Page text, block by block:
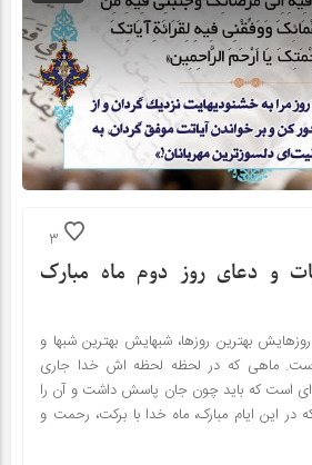
3
و دعای روز دوم ماه مبارک
بهترین روزها، شب‏هایش بهترین شب‏ها و
ماهی که در لحظه‏ لحظه‏ اش خدا جاری
است که باید چون جان پاسش داشت و آن را
در این ایام مبارک، ماه خدا با برکت، رحمت و